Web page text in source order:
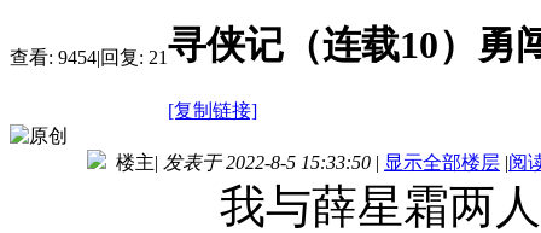
查看: 9454|回复: 21寻侠记（连载10）勇
[复制链接]
楼主| 发表于 2022-8-5 15:33:50 | 显示全部楼层 |阅
我与薛星霜两人